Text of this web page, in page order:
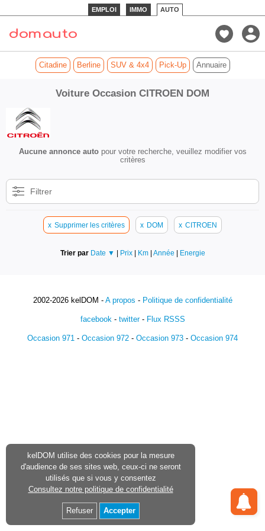
EMPLOI IMMO AUTO
Citadine Berline SUV & 4x4 Pick-Up Annuaire
Voiture Occasion CITROEN DOM
Aucune annonce autopour votre recherche, veuillez modifier vos
critères
Filtrer
x Supprimer les critères x DOM x CITROEN
Trier par Date ▼ | Prix | Km | Année | Energie
2002-2026 kelDOM - A propos - Politique de confidentialité
facebook- twitter- Flux RSSS
Occasion 971 - Occasion 972 - Occasion 973 - Occasion 974
kelDOM utilise des cookies pour la mesure
d'audience de ses sites web, ceux-ci ne seront
utilisés que si vous y consentez
Consultez notre politique de confidentialité
Refuser Accepter